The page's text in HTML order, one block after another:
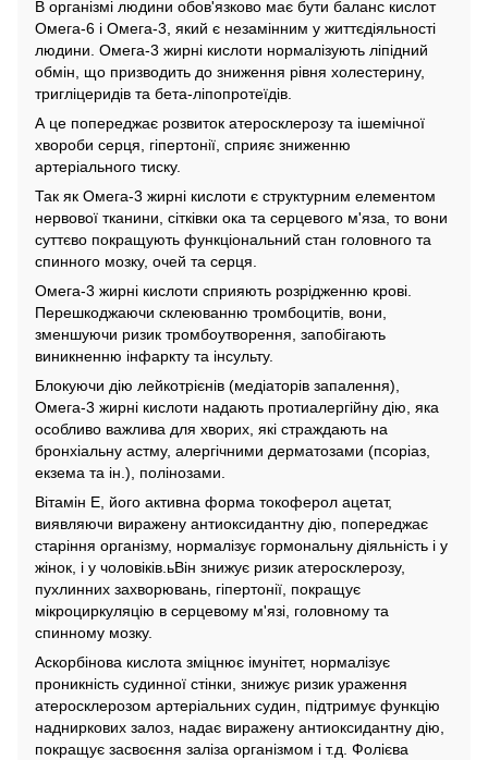
В організмі людини обов'язково має бути баланс кислот
Омега-6 і Омега-3, який є незамінним у життєдіяльності
людини. Омега-3 жирні кислоти нормалізують ліпідний
обмін, що призводить до зниження рівня холестерину,
тригліцеридів та бета-ліпопротеїдів.
А це попереджає розвиток атеросклерозу та ішемічної
хвороби серця, гіпертонії, сприяє зниженню
артеріального тиску.
Так як Омега-3 жирні кислоти є структурним елементом
нервової тканини, сітківки ока та серцевого м'яза, то вони
суттєво покращують функціональний стан головного та
спинного мозку, очей та серця.
Омега-3 жирні кислоти сприяють розрідженню крові.
Перешкоджаючи склеюванню тромбоцитів, вони,
зменшуючи ризик тромбоутворення, запобігають
виникненню інфаркту та інсульту.
Блокуючи дію лейкотрієнів (медіаторів запалення),
Омега-3 жирні кислоти надають протиалергійну дію, яка
особливо важлива для хворих, які страждають на
бронхіальну астму, алергічними дерматозами (псоріаз,
екзема та ін.), полінозами.
Вітамін Е, його активна форма токоферол ацетат,
виявляючи виражену антиоксидантну дію, попереджає
старіння організму, нормалізує гормональну діяльність і у
жінок, і у чоловіків.ьВін знижує ризик атеросклерозу,
пухлинних захворювань, гіпертонії, покращує
мікроциркуляцію в серцевому м'язі, головному та
спинному мозку.
Аскорбінова кислота зміцнює імунітет, нормалізує
проникність судинної стінки, знижує ризик ураження
атеросклерозом артеріальних судин, підтримує функцію
надниркових залоз, надає виражену антиоксидантну дію,
покращує засвоєння заліза організмом і т.д. Фолієва